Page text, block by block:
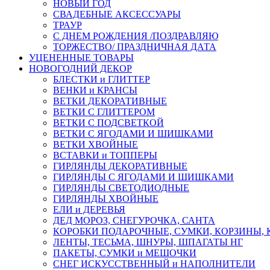
НОВЫЙ ГОД
СВАДЕБНЫЕ АКСЕССУАРЫ
ТРАУР
С ДНЕМ РОЖДЕНИЯ /ПОЗДРАВЛЯЮ
ТОРЖЕСТВО/ ПРАЗДНИЧНАЯ ДАТА
УЦЕНЕННЫЕ ТОВАРЫ
НОВОГОДНИЙ ДЕКОР
БЛЕСТКИ и ГЛИТТЕР
ВЕНКИ и КРАНСЫ
ВЕТКИ ДЕКОРАТИВНЫЕ
ВЕТКИ С ГЛИТТЕРОМ
ВЕТКИ С ПОДСВЕТКОЙ
ВЕТКИ С ЯГОДАМИ И ШИШКАМИ
ВЕТКИ ХВОЙНЫЕ
ВСТАВКИ и ТОППЕРЫ
ГИРЛЯНДЫ ДЕКОРАТИВНЫЕ
ГИРЛЯНДЫ С ЯГОДАМИ И ШИШКАМИ
ГИРЛЯНДЫ СВЕТОДИОДНЫЕ
ГИРЛЯНДЫ ХВОЙНЫЕ
ЕЛИ и ДЕРЕВЬЯ
ДЕД МОРОЗ, СНЕГУРОЧКА, САНТА
КОРОБКИ ПОДАРОЧНЫЕ, СУМКИ,
ЛЕНТЫ, ТЕСЬМА, ШНУРЫ, ШПАГАТЫ НГ
ПАКЕТЫ, СУМКИ и МЕШОЧКИ
СНЕГ ИСКУССТВЕННЫЙ и НАПОЛНИТЕЛИ